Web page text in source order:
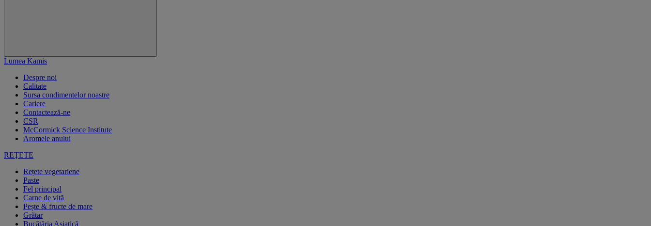
Lumea Kamis
Despre noi
Calitate
Sursa condimentelor noastre
Cariere
Contactează-ne
CSR
McCormick Science Institute
Aromele anului
REŢETE
Rețete vegetariene
Paste
Fel principal
Carne de vită
Pește & fructe de mare
Grătar
Bucătăria Asiatică